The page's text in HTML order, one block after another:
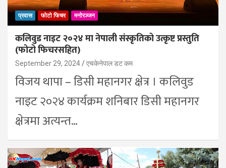
प्रवास फोटो फिचर मनोरञ्जन
कलिवुड नाइट २०२४ मा नेपाली संस्कृतिको उत्कृष्ट प्रस्तुति
(फोटो फिचरसहित)
September 29, 2024 एचकेनेपाल डट कम
विजय थापा – डिसी महानगर क्षेत्र । कलिवुड
नाइट २०२४ कार्यक्रम शनिबार डिसी महानगर
क्षेत्रमा अत्यन्त…